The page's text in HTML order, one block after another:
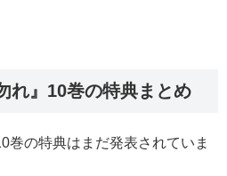
れ』10巻の特典まとめ
巻の特典はまだ発表されていま